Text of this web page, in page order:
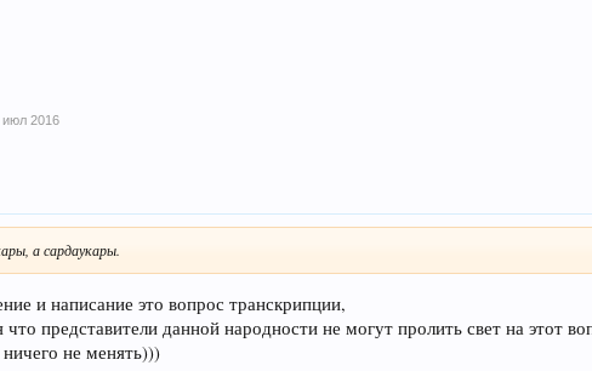
июл 2016
а сардаукары.
и написание это вопрос транскрипции,
что представители данной народности не могут пролить свет на этот
не менять)))